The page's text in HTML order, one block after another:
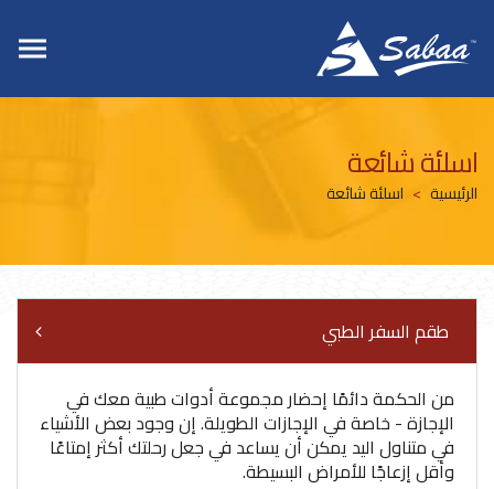
اسلئة شائعة
الرئيسية اسلئة شائعة
طقم السفر الطبي
من الحكمة دائمًا إحضار مجموعة أدوات طبية معك في
الإجازة - خاصة في الإجازات الطويلة. إن وجود بعض الأشياء
في متناول اليد يمكن أن يساعد في جعل رحلتك أكثر إمتاعًا
وأقل إزعاجًا للأمراض البسيطة.